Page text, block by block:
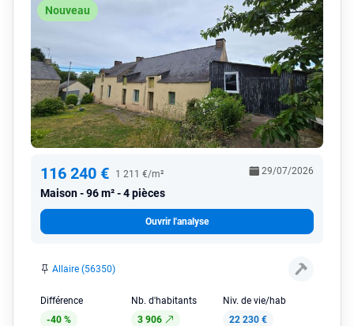
Nouveau
116 240 € 1 211 €/m²
Maison 96 m² - 4 pièces
29/07/2026
Ouvrir l'analyse
Allaire (56350)
Différence
-40 %
Nb. d'habitants
3 906
Niv. de vie/hab
22 230 €